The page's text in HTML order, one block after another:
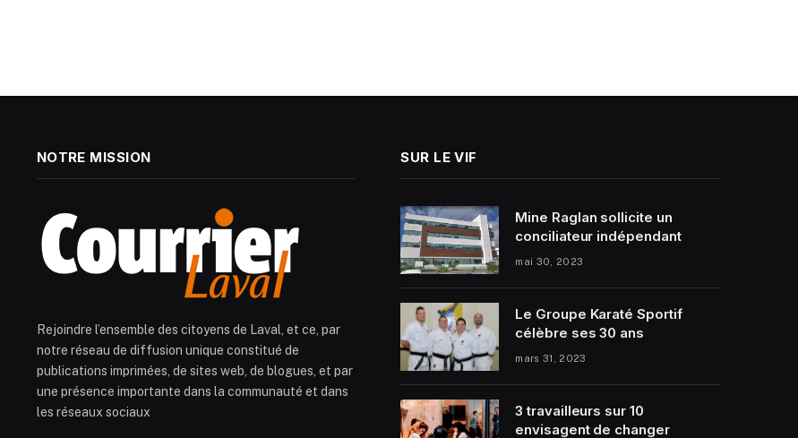
NOTRE MISSION
Rejoindre l’ensemble des citoyens de Laval, et ce, par
notre réseau de diffusion unique constitué de
publications imprimées, de sites web, de blogues, et par
une présence importante dans la communauté et dans
les réseaux sociaux
SUR LE VIF
Mine Raglan sollicite un
conciliateur indépendant
mai 30, 2023
Le Groupe Karaté Sportif
célèbre ses 30 ans
mars 31, 2023
3 travailleurs sur 10
envisagent de changer